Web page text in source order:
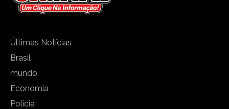
Últimas Notícias
Brasil
mundo
Economia
Polícia